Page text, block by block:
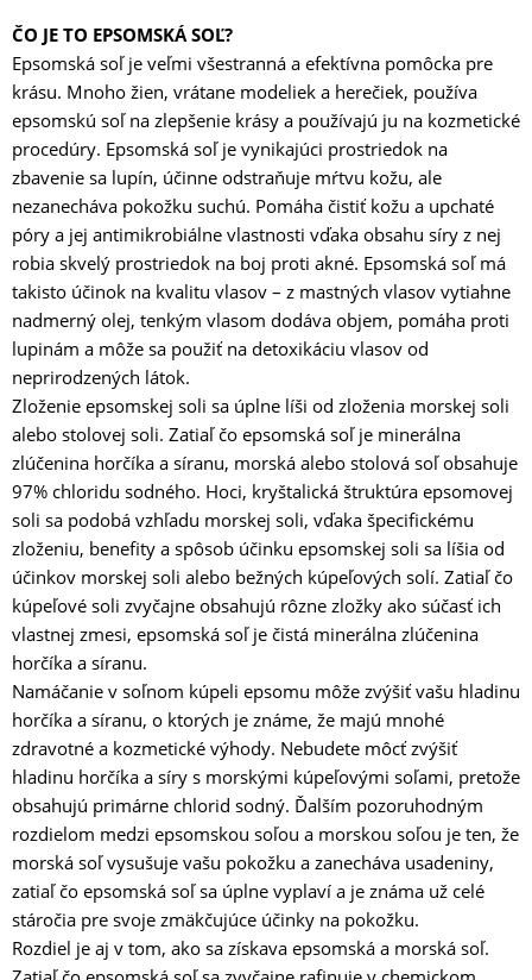
ČO JE TO EPSOMSKÁ SOĽ?
Epsomská soľ je veľmi všestranná a efektívna pomôcka pre
krásu. Mnoho žien, vrátane modeliek a herečiek, používa
epsomskú soľ na zlepšenie krásy a používajú ju na kozmetické
procedúry. Epsomská soľ je vynikajúci prostriedok na
zbavenie sa lupín, účinne odstraňuje mŕtvu kožu, ale
nezanecháva pokožku suchú. Pomáha čistiť kožu a upchaté
póry a jej antimikrobiálne vlastnosti vďaka obsahu síry z nej
robia skvelý prostriedok na boj proti akné. Epsomská soľ má
takisto účinok na kvalitu vlasov – z mastných vlasov vytiahne
nadmerný olej, tenkým vlasom dodáva objem, pomáha proti
lupinám a môže sa použiť na detoxikáciu vlasov od
neprirodzených látok.
Zloženie epsomskej soli sa úplne líši od zloženia morskej soli
alebo stolovej soli. Zatiaľ čo epsomská soľ je minerálna
zlúčenina horčíka a síranu, morská alebo stolová soľ obsahuje
97% chloridu sodného. Hoci, kryštalická štruktúra epsomovej
soli sa podobá vzhľadu morskej soli, vďaka špecifickému
zloženiu, benefity a spôsob účinku epsomskej soli sa líšia od
účinkov morskej soli alebo bežných kúpeľových solí. Zatiaľ čo
kúpeľové soli zvyčajne obsahujú rôzne zložky ako súčasť ich
vlastnej zmesi, epsomská soľ je čistá minerálna zlúčenina
horčíka a síranu.
Namáčanie v soľnom kúpeli epsomu môže zvýšiť vašu hladinu
horčíka a síranu, o ktorých je známe, že majú mnohé
zdravotné a kozmetické výhody. Nebudete môcť zvýšiť
hladinu horčíka a síry s morskými kúpeľovými soľami, pretože
obsahujú primárne chlorid sodný. Ďalším pozoruhodným
rozdielom medzi epsomskou soľou a morskou soľou je ten, že
morská soľ vysušuje vašu pokožku a zanecháva usadeniny,
zatiaľ čo epsomská soľ sa úplne vyplaví a je známa už celé
stáročia pre svoje zmäkčujúce účinky na pokožku.
Rozdiel je aj v tom, ako sa získava epsomská a morská soľ.